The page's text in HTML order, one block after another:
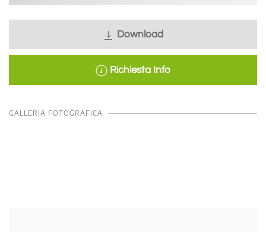
Download
Richiesta Info
GALLERIA FOTOGRAFICA